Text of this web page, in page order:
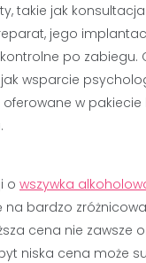
takie jak
jego
po zabiegu.
wsparcie
w
o wszywka
na bardzo
cena nie zawsze
niska cena może